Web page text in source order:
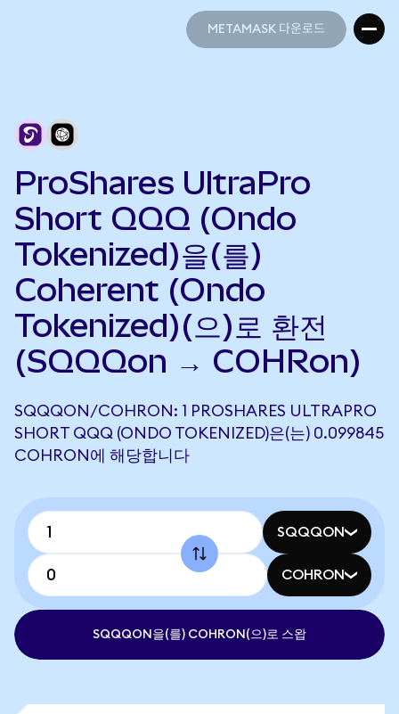
METAMASK 다운로드
ProShares UltraPro
Short QQQ (Ondo
Tokenized)을(를)
Coherent (Ondo
Tokenized)(으)로 환전
(SQQQon → COHRon)
SQQQON/COHRON: 1 PROSHARES ULTRAPRO
SHORT QQQ (ONDO TOKENIZED)은(는) 0.099845
COHRON에 해당합니다
SQQQON
COHRON
SQQQON을(를) COHRON(으)로 스왑